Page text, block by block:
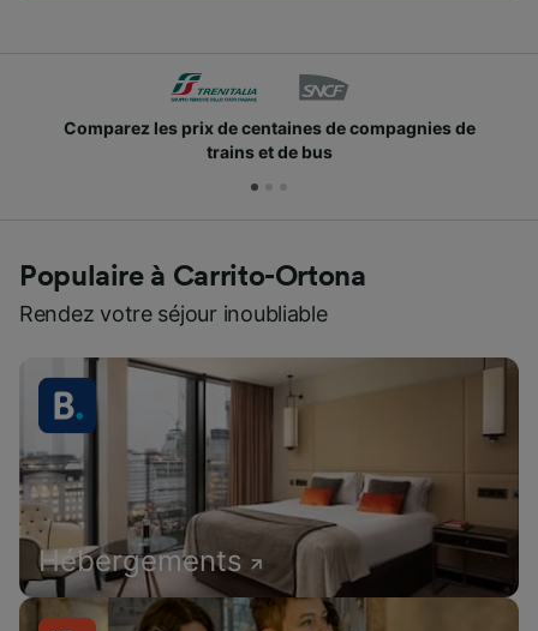
Comparez les prix de centaines de compagnies de
trains et de bus
Populaire à Carrito-Ortona
Rendez votre séjour inoubliable
Hébergements